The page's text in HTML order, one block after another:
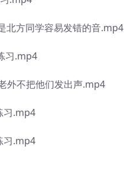
方同学容易发错的音.mp4
习.mp4
不把他们发出声.mp4
.mp4
.mp4